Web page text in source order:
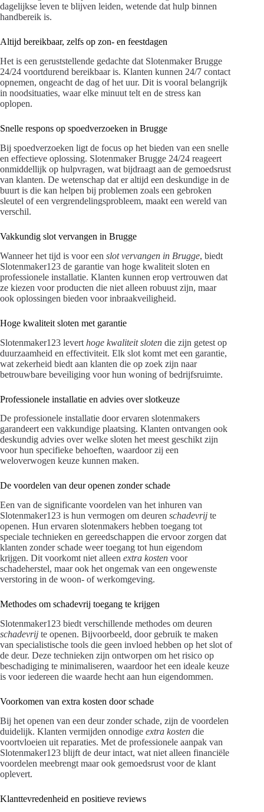
dagelijkse leven te blijven leiden, wetende dat hulp binnen
handbereik is.
Altijd bereikbaar, zelfs op zon- en feestdagen
Het is een geruststellende gedachte dat Slotenmaker Brugge
24/24 voortdurend bereikbaar is. Klanten kunnen 24/7 contact
opnemen, ongeacht de dag of het uur. Dit is vooral belangrijk
in noodsituaties, waar elke minuut telt en de stress kan
oplopen.
Snelle respons op spoedverzoeken in Brugge
Bij spoedverzoeken ligt de focus op het bieden van een snelle
en effectieve oplossing. Slotenmaker Brugge 24/24 reageert
onmiddellijk op hulpvragen, wat bijdraagt aan de gemoedsrust
van klanten. De wetenschap dat er altijd een deskundige in de
buurt is die kan helpen bij problemen zoals een gebroken
sleutel of een vergrendelingsprobleem, maakt een wereld van
verschil.
Vakkundig slot vervangen in Brugge
Wanneer het tijd is voor een slot vervangen in Brugge, biedt
Slotenmaker123 de garantie van hoge kwaliteit sloten en
professionele installatie. Klanten kunnen erop vertrouwen dat
ze kiezen voor producten die niet alleen robuust zijn, maar
ook oplossingen bieden voor inbraakveiligheid.
Hoge kwaliteit sloten met garantie
Slotenmaker123 levert hoge kwaliteit sloten die zijn getest op
duurzaamheid en effectiviteit. Elk slot komt met een garantie,
wat zekerheid biedt aan klanten die op zoek zijn naar
betrouwbare beveiliging voor hun woning of bedrijfsruimte.
Professionele installatie en advies over slotkeuze
De professionele installatie door ervaren slotenmakers
garandeert een vakkundige plaatsing. Klanten ontvangen ook
deskundig advies over welke sloten het meest geschikt zijn
voor hun specifieke behoeften, waardoor zij een
weloverwogen keuze kunnen maken.
De voordelen van deur openen zonder schade
Een van de significante voordelen van het inhuren van
Slotenmaker123 is hun vermogen om deuren schadevrij te
openen. Hun ervaren slotenmakers hebben toegang tot
speciale technieken en gereedschappen die ervoor zorgen dat
klanten zonder schade weer toegang tot hun eigendom
krijgen. Dit voorkomt niet alleen extra kosten voor
schadeherstel, maar ook het ongemak van een ongewenste
verstoring in de woon- of werkomgeving.
Methodes om schadevrij toegang te krijgen
Slotenmaker123 biedt verschillende methodes om deuren
schadevrij te openen. Bijvoorbeeld, door gebruik te maken
van specialistische tools die geen invloed hebben op het slot of
de deur. Deze technieken zijn ontworpen om het risico op
beschadiging te minimaliseren, waardoor het een ideale keuze
is voor iedereen die waarde hecht aan hun eigendommen.
Voorkomen van extra kosten door schade
Bij het openen van een deur zonder schade, zijn de voordelen
duidelijk. Klanten vermijden onnodige extra kosten die
voortvloeien uit reparaties. Met de professionele aanpak van
Slotenmaker123 blijft de deur intact, wat niet alleen financiële
voordelen meebrengt maar ook gemoedsrust voor de klant
oplevert.
Klanttevredenheid en positieve reviews